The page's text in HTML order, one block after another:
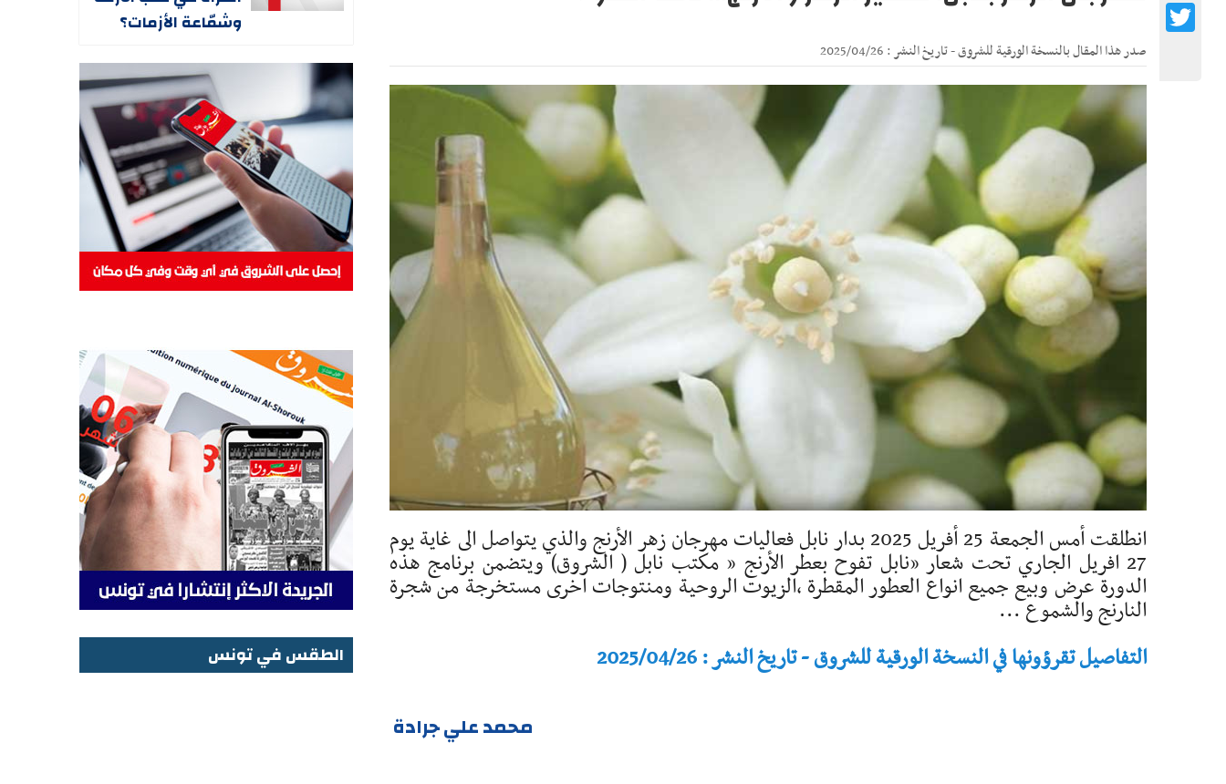
صدر هذا المقال بالنسخة الورقية للشروق - تاريخ النشر : 2025/04/26
انطلقت أمس الجمعة 25 أفريل 2025 بدار نابل فعاليات مهرجان زهر الأرنج والذي يتواصل الى غاية يوم
27 افريل الجاري تحت شعار «نابل تفوح بعطر الأرنج « مكتب نابل ( الشروق) ويتضمن برنامج هذه
الدورة عرض وبيع جميع انواع العطور المقطرة ،الزيوت الروحية ومنتوجات اخرى مستخرجة من شجرة
النارنج والشموع ...
التفاصيل تقرؤونها في النسخة الورقية للشروق - تاريخ النشر : 2025/04/26
محمد علي جرادة
Twitter
وشمّاعة الأزمات؟
الطقس في تونس